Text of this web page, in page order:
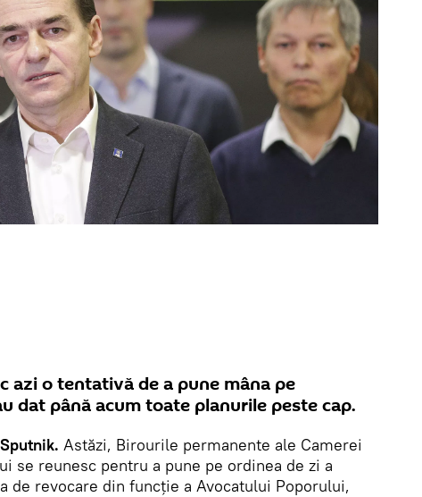
azi o tentativă de a pune mâna pe
dat până acum toate planurile peste cap.
Astăzi, Birourile permanente ale Camerei
se reunesc pentru a pune pe ordinea de zi a
de revocare din funcţie a Avocatului Poporului,